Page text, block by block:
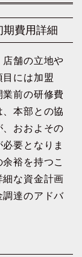
期費用詳細
舗の立地や
には加盟
前の研修費
本部との協
おおよその
要となりま
裕を持つこ
細な資金計画
調達のアドバ